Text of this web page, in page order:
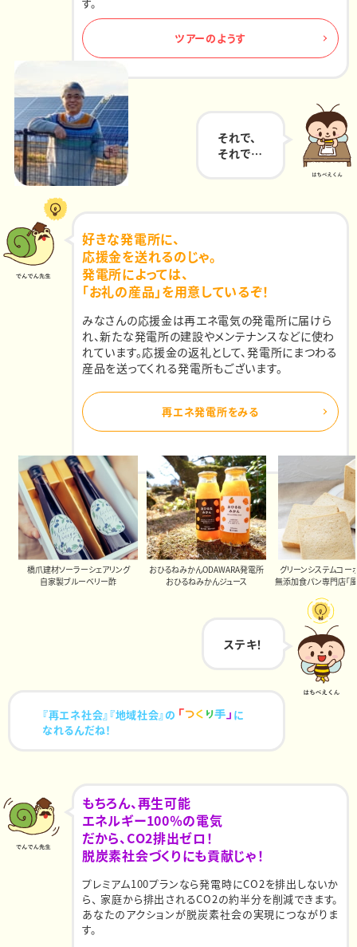
ツアーのようす
それで、
それで…
好きな発電所に、
応援金を送れるのじゃ。
発電所によっては、
「お礼の産品」を用意しているぞ！
みなさんの応援金は再エネ電気の発電所に届けら
れ、新たな発電所の建設やメンテナンスなどに使わ
れています。応援金の返礼として、発電所にまつわる
産品を送ってくれる発電所もございます。
再エネ発電所をみる
橋爪建材ソーラーシェアリング
自家製ブルーベリー酢
おひるねみかんODAWARA発電所
おひるねみかんジュース
グリーンシステムコー
無添加食パン専門店「
ステキ！
『再エネ社会』『地域社会』の
に
なれるんだね！
もちろん、再生可能
エネルギー100％の電気
だから、CO2排出ゼロ！
脱炭素社会づくりにも貢献じゃ！
プレミアム100プランなら発電時にCO2を排出しないか
ら、 家庭から排出されるCO2の約半分を削減できます。
あなたのアクションが脱炭素社会の実現につながりま
す。